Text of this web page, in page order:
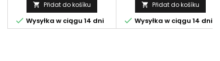
 Přidat do košíku
 Wysyłka w ciągu 14 dni
 Přidat do košíku
 Wysyłka w ciągu 14 dni